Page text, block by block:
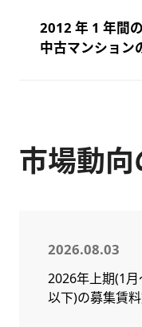
2012 年 1 年間
中古マンション
市場動
2026.08.03
2026年上期(1
以下)の募集賃